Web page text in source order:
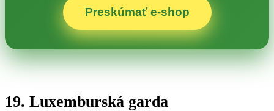
Preskúmať e‑shop
19. Luxemburská garda